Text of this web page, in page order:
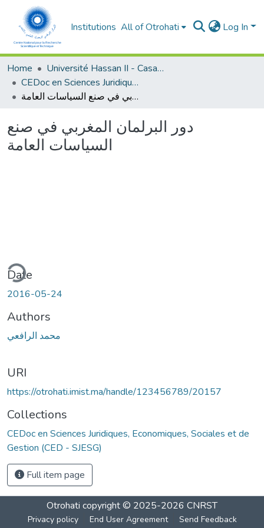
Institutions All of Otrohati Log In
Home
Université Hassan II - Casablanca
CEDoc en Sciences Juridiques, Economiques, Sociales et de Gestion (CED - SJESG)
دور البرلمان المغربي في صنع السياسات العامة
دور البرلمان المغربي في صنع
السياسات العامة
Date
2016-05-24
Authors
محمد الرافعي
URI
https://otrohati.imist.ma/handle/123456789/20157
Collections
CEDoc en Sciences Juridiques, Economiques, Sociales et de
Gestion (CED - SJESG)
Full item page
Otrohati copyright © 2025-2026 CNRST
Privacy policy End User Agreement Send Feedback